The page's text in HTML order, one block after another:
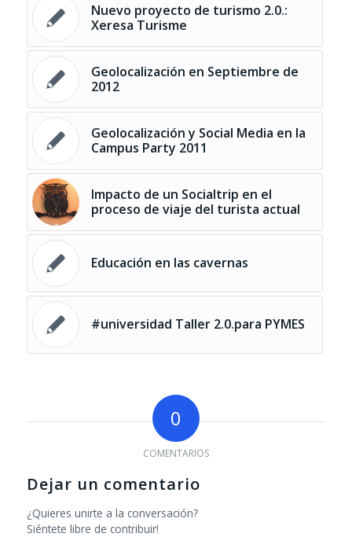
Nuevo proyecto de turismo 2.0.:
Xeresa Turisme
Geolocalización en Septiembre de
2012
Geolocalización y Social Media en la
Campus Party 2011
Impacto de un Socialtrip en el
proceso de viaje del turista actual
Educación en las cavernas
#universidad Taller 2.0.para PYMES
0
COMENTARIOS
Dejar un comentario
¿Quieres unirte a la conversación?
Siéntete libre de contribuir!